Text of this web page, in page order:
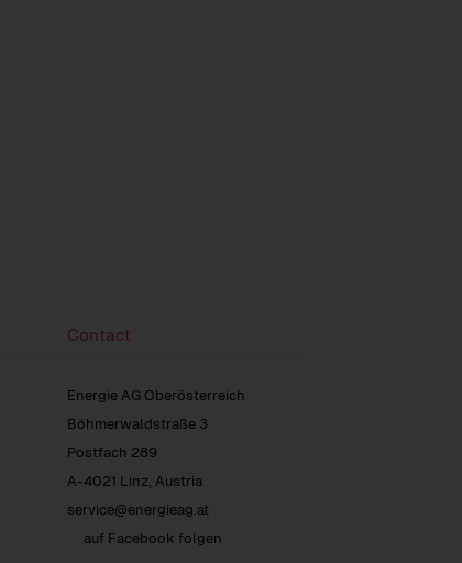
Contact
Energie AG Oberösterreich
Böhmerwaldstraße 3
Postfach 289
A-4021 Linz, Austria
service@energieag.at
auf Facebook folgen